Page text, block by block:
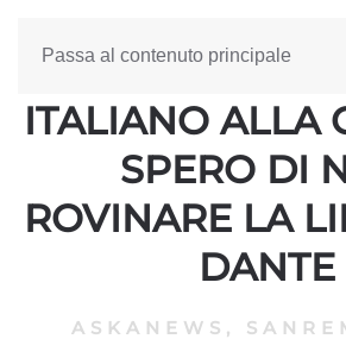
Passa al contenuto principale
RE CARLO III
ITALIANO ALLA
SPERO DI
ROVINARE LA
DANTE
ASKANEWS ,